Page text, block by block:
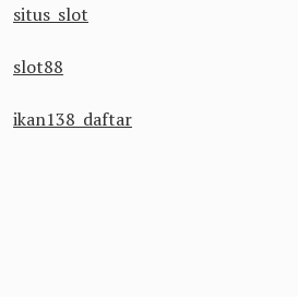
situs slot
slot88
ikan138 daftar